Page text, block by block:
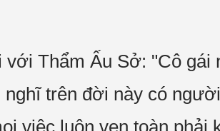
Thẩm Ấu Sở: "Cô gái
trên đời này có
việc luôn vẹn toàn phải